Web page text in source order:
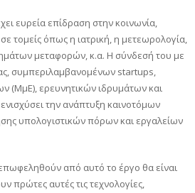
ευρεία επίδραση στην κοινωνία,
τομείς όπως η ιατρική, η μετεωρολογία,
μεταφορών, κ.α. Η σύνδεσή του με
συμπεριλαμβανομένων startups,
(ΜμΕ), ερευνητικών ιδρυμάτων και
την ανάπτυξη καινοτόμων
υπολογιστικών πόρων και εργαλείων
από αυτό το έργο θα είναι
πρώτες αυτές τις τεχνολογίες,